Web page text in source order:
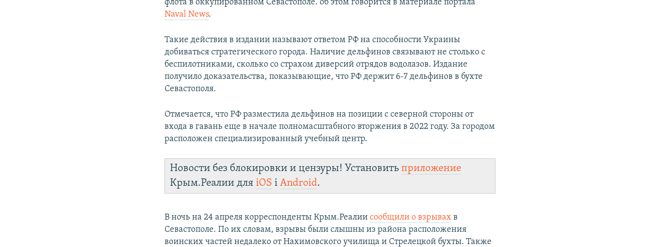
флота в оккупированном Севастополе. об этом говорится в материале портала
Naval News.
Такие действия в издании называют ответом РФ на способности Украины
добиваться стратегического города. Наличие дельфинов связывают не столько с
беспилотниками, сколько со страхом диверсий отрядов водолазов. Издание
получило доказательства, показывающие, что РФ держит 6-7 дельфинов в бухте
Севастополя.
Отмечается, что РФ разместила дельфинов на позиции с северной стороны от
входа в гавань еще в начале полномасштабного вторжения в 2022 году. За городом
расположен специализированный учебный центр.
Новости без блокировки и цензуры! Установитьприложение
Крым.Реалии дляiOS іAndroid.
В ночь на 24 апреля корреспонденты Крым.Реалиисообщили о взрывах в
Севастополе. По их словам, взрывы были слышны из района расположения
воинских частей недалеко от Нахимовского училища и Стрелецкой бухты. Также